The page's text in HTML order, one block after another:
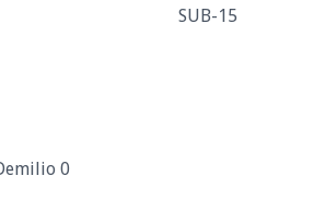
SUB-15
0